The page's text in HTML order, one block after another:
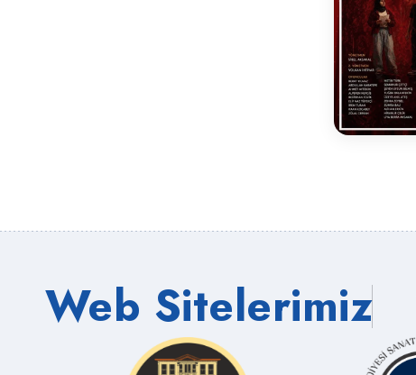
Web Sitelerimiz